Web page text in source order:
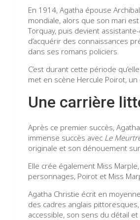
En 1914, Agatha épouse
mondiale, alors que son mari
Torquay, puis devient
d’acquérir des connaissances
dans ses romans policiers.
C’est durant cette période
met en scène Hercule Poirot,
Une carrière
Après ce premier succès,
immense succès avec Le
originale et son dénouement
Elle crée également Miss
personnages, Poirot et Miss
Agatha Christie écrit en
des cadres anglais
accessible, son sens du détail